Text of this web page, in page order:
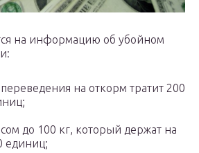
на информацию об убойном
на откорм тратит 200
до 100 кг, который держат на
единиц;